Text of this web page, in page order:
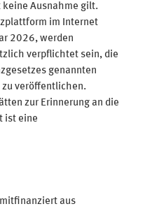
Ausnahme gilt.
im Internet
2026, werden
verpflichtet sein, die
genannten
zu veröffentlichen.
zur Erinnerung an die
ist eine
aus